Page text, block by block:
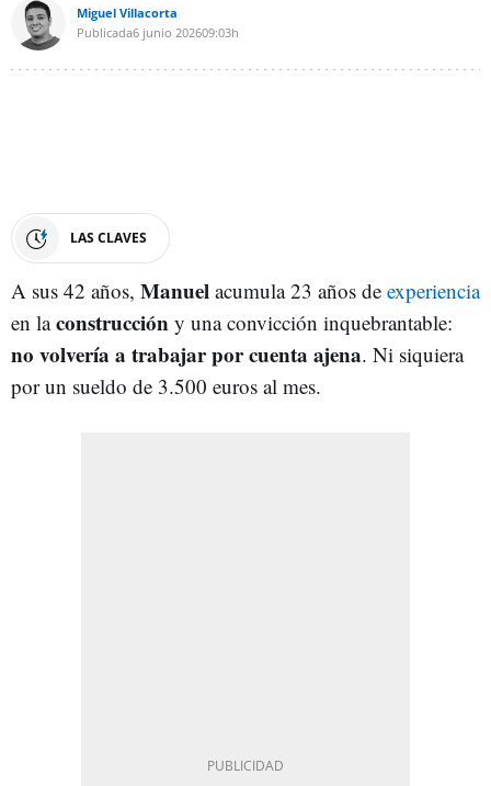
Miguel Villacorta
Publicada6 junio 202609:03h
LAS CLAVES
A sus 42 años, Manuel acumula 23 años de experiencia
en laconstrucción y una convicción inquebrantable:
no volvería a trabajar por cuenta ajena. Ni siquiera
por un sueldo de 3.500 euros al mes.